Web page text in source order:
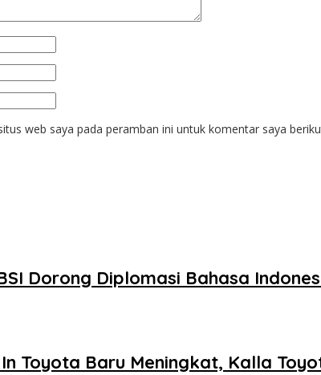
web saya pada peramban ini untuk komentar saya
Dorong Diplomasi Bahasa
Toyota Baru Meningkat, Kalla